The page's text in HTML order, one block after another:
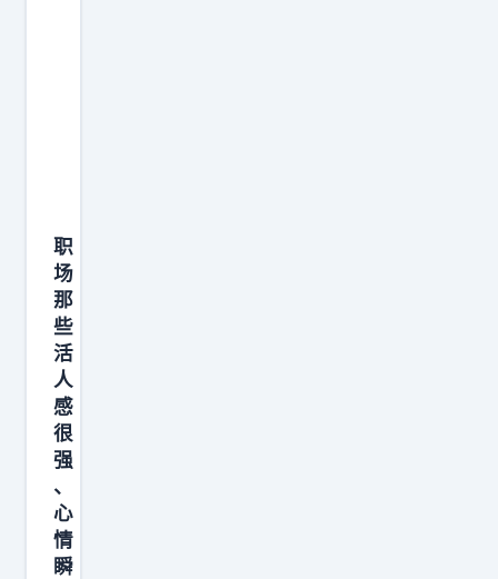
好
不
取
决
于
能
力
，
而
取
决
职
场
那
些
活
人
感
很
强
、
心
情
瞬